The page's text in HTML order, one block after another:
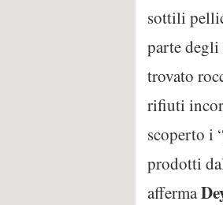
sottili
parte degli
trovato
rifiuti
scoperto i
prodotti
afferma